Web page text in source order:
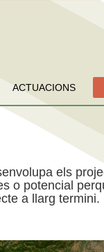
ACTUACIONS
els
o potencial
a llarg termini.